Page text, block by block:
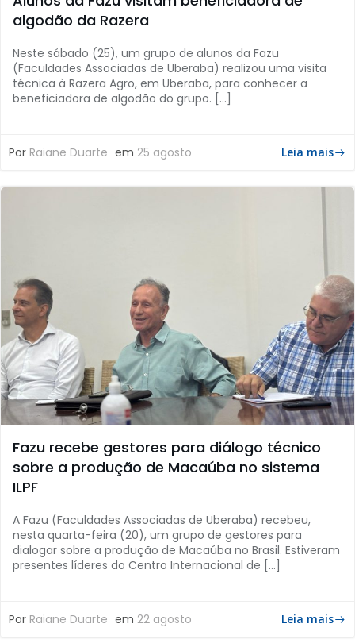
algodão da Razera
Neste sábado (25), um grupo de alunos da Fazu
(Faculdades Associadas de Uberaba) realizou uma visita
técnica à Razera Agro, em Uberaba, para conhecer a
beneficiadora de algodão do grupo. […]
Por Raiane Duarte em 25 agosto Leia mais
Fazu recebe gestores para diálogo técnico
sobre a produção de Macaúba no sistema
ILPF
A Fazu (Faculdades Associadas de Uberaba) recebeu,
nesta quarta-feira (20), um grupo de gestores para
dialogar sobre a produção de Macaúba no Brasil. Estiveram
presentes líderes do Centro Internacional de […]
Por Raiane Duarte em 22 agosto Leia mais